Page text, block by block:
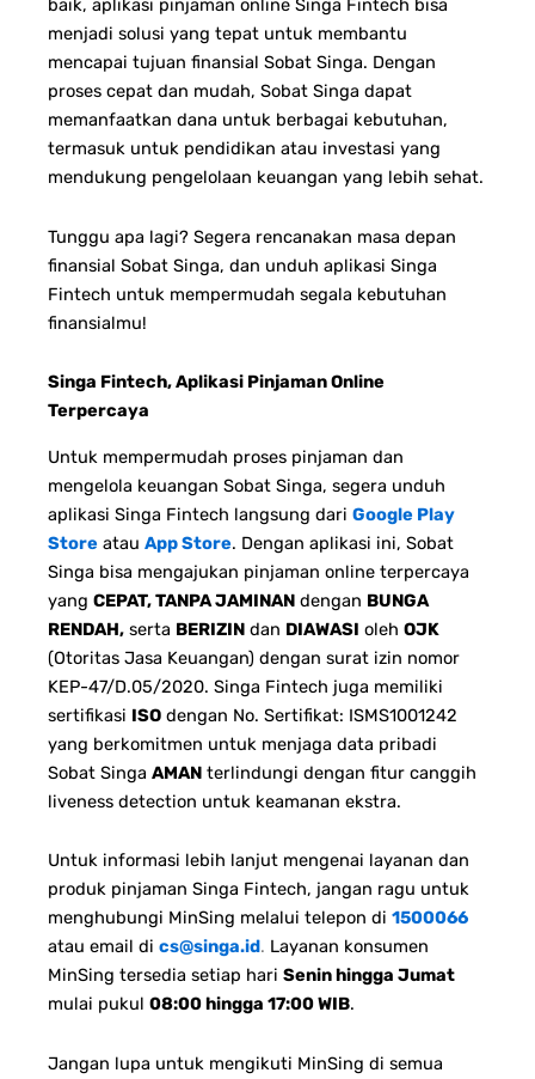
baik, aplikasi pinjaman online Singa Fintech bisa
menjadi solusi yang tepat untuk membantu
mencapai tujuan finansial Sobat Singa. Dengan
proses cepat dan mudah, Sobat Singa dapat
memanfaatkan dana untuk berbagai kebutuhan,
termasuk untuk pendidikan atau investasi yang
mendukung pengelolaan keuangan yang lebih sehat.
Tunggu apa lagi? Segera rencanakan masa depan
finansial Sobat Singa, dan unduh aplikasi Singa
Fintech untuk mempermudah segala kebutuhan
finansialmu!
Singa Fintech, Aplikasi Pinjaman Online
Terpercaya
Untuk mempermudah proses pinjaman dan
mengelola keuangan Sobat Singa, segera unduh
aplikasi Singa Fintech langsung dari Google Play
Store atau App Store. Dengan aplikasi ini, Sobat
Singa bisa mengajukan pinjaman online terpercaya
yang CEPAT, TANPA JAMINAN dengan BUNGA
RENDAH, serta BERIZIN dan DIAWASI oleh OJK
(Otoritas Jasa Keuangan) dengan surat izin nomor
KEP-47/D.05/2020. Singa Fintech juga memiliki
sertifikasi ISO dengan No. Sertifikat: ISMS1001242
yang berkomitmen untuk menjaga data pribadi
Sobat Singa AMAN terlindungi dengan fitur canggih
liveness detection untuk keamanan ekstra.
Untuk informasi lebih lanjut mengenai layanan dan
produk pinjaman Singa Fintech, jangan ragu untuk
menghubungi MinSing melalui telepon di 1500066
atau email di cs@singa.id. Layanan konsumen
MinSing tersedia setiap hari Senin hingga Jumat
mulai pukul 08:00 hingga 17:00 WIB.
Jangan lupa untuk mengikuti MinSing di semua